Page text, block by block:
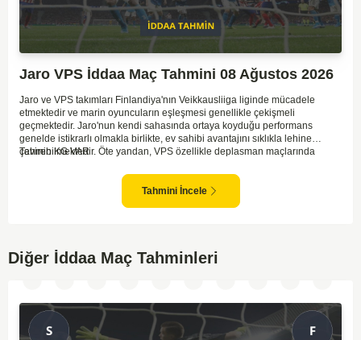
Jaro VPS İddaa Maç Tahmini 08 Ağustos 2026
Jaro ve VPS takımları Finlandiya'nın Veikkausliiga liginde mücadele
etmektedir ve marin oyuncuların eşleşmesi genellikle çekişmeli
geçmektedir. Jaro'nun kendi sahasında ortaya koyduğu performans
genelde istikrarlı olmakla birlikte, ev sahibi avantajını sıklıkla lehine
çevirebilmektedir. Öte yandan, VPS özellikle deplasman maçlarında
anlar yakalayabilmektedir. İki takım arasındaki tarihsel rekabet dikkate
alındığında, maçın dengede geçmesi olasıdır ve her iki tarafın da gol
şansı bulunmaktadır. Özellikle Jaro'nun savunma zaafları ve VPS'nin hızlı
Tahmin KG VAR
Tahmini İncele
Diğer İddaa Maç Tahminleri